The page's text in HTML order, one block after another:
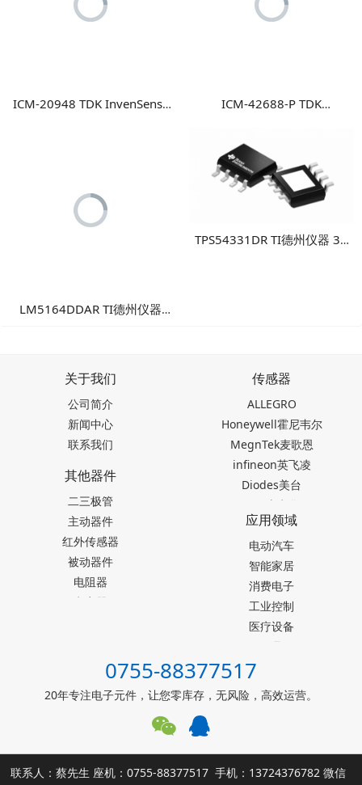
ICM-20948 TDK InvenSense
ICM-42688-P TDK
LM5164DDAR TI德州仪器
TPS54331DR TI德州仪器 3A
关于我们
公司简介
新闻中心
联系我们
传感器
ALLEGRO
Honeywell霍尼韦尔
MegnTek麦歌恩
infineon英飞凌
Diodes美台
TDK东电化
SEIKO精工
Akm旭化成
Melexis迈来芯
NICERA尼塞拉
TI德州仪器
台产松术songhall
ST意法半导体
罗姆ROHM
其他器件
二三极管
主动器件
红外传感器
被动器件
电阻器
电容器
应用领域
电动汽车
智能家居
消费电子
工业控制
医疗设备
仪器仪表
能源设施
0755-88377517
20年专注电子元件，让您零库存，无风险，高效运营。
联系人：蔡先生 座机：0755-88377517 手机：13724376782 微信